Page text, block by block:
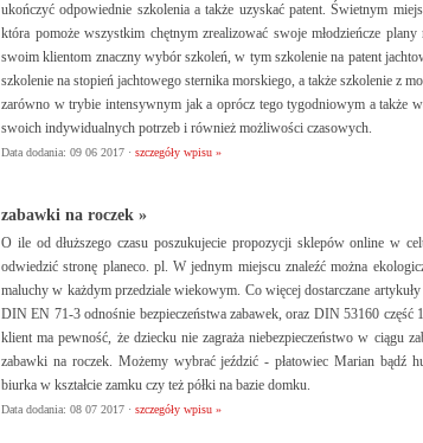
ukończyć odpowiednie szkolenia a także uzyskać patent. Świetnym
która pomoże wszystkim chętnym zrealizować swoje młodzieńcze
swoim klientom znaczny wybór szkoleń, w tym szkolenie na patent
szkolenie na stopień jachtowego sternika morskiego, a także szkolenie z
zarówno w trybie intensywnym jak a oprócz tego tygodniowym a także
swoich indywidualnych potrzeb i również możliwości czasowych.
Data dodania: 09 06 2017 · szczegóły wpisu »
zabawki na roczek »
O ile od dłuższego czasu poszukujecie propozycji sklepów online w
odwiedzić stronę planeco. pl. W jednym miejscu znaleźć można
maluchy w każdym przedziale wiekowym. Co więcej dostarczane
DIN EN 71-3 odnośnie bezpieczeństwa zabawek, oraz DIN 53160
klient ma pewność, że dziecku nie zagraża niebezpieczeństwo w ciągu
zabawki na roczek. Możemy wybrać jeździć - płatowiec Marian bądź
biurka w kształcie zamku czy też półki na bazie domku.
Data dodania: 08 07 2017 · szczegóły wpisu »